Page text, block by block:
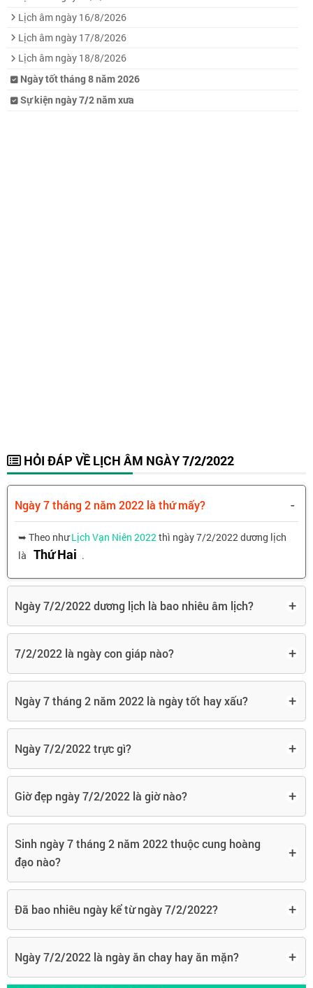
Lịch âm ngày 16/8/2026
Lịch âm ngày 17/8/2026
Lịch âm ngày 18/8/2026
Ngày tốt tháng 8 năm 2026
Sự kiện ngày 7/2 năm xưa
HỎI ĐÁP VỀ LỊCH ÂM NGÀY 7/2/2022
Ngày 7 tháng 2 năm 2022 là thứ mấy? -
➥ Theo nhưLịch Vạn Niên 2022 thì ngày 7/2/2022 dương lịch
là Thứ Hai .
Ngày 7/2/2022 dương lịch là bao nhiêu âm lịch? +
7/2/2022 là ngày con giáp nào? +
Ngày 7 tháng 2 năm 2022 là ngày tốt hay xấu? +
Ngày 7/2/2022 trực gì? +
Giờ đẹp ngày 7/2/2022 là giờ nào? +
Sinh ngày 7 tháng 2 năm 2022 thuộc cung hoàng
đạo nào?
+
Đã bao nhiêu ngày kể từ ngày 7/2/2022? +
Ngày 7/2/2022 là ngày ăn chay hay ăn mặn? +